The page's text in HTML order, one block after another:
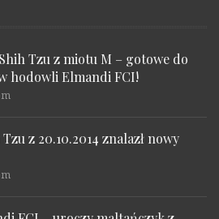
Tzu z miotu M – gotowe do
hodowli Elmandi FCI!
z 20.10.2014 znalazł nowy